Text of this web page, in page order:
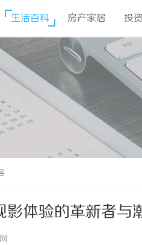
生活百科 房产家居 投
影体验的革新者与